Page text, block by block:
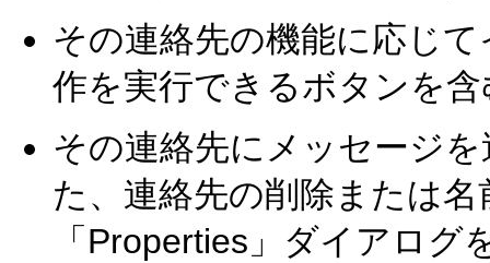
その連絡先の機能に応じ
作を実行できるボタンを
その連絡先にメッセージ
た、連絡先の削除または
「Properties」ダイアロ